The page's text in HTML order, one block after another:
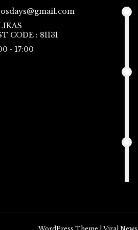
CODE : 81131
- 17:00